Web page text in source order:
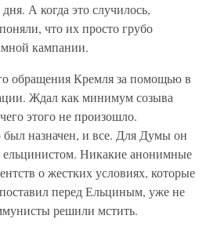
А когда это случилось,
что их просто грубо
кампании.
обращения Кремля за помощью в
Ждал как минимум созыва
этого не произошло.
назначен, и все. Для Думы он
ельцинистом. Никакие анонимные
о жестких условиях, которые
перед Ельциным, уже не
решили мстить.